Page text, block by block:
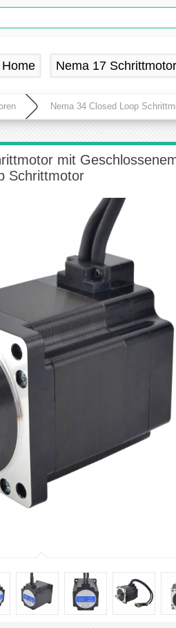
Home Nema 17 Schrittmotor
Nema 34 Closed Loop
mit
Schrittmotor